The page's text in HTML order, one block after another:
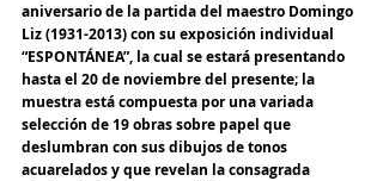
aniversario de la partida del maestro Domingo
Liz (1931-2013) con su exposición individual
“ESPONTÁNEA”, la cual se estará presentando
hasta el 20 de noviembre del presente; la
muestra está compuesta por una variada
selección de 19 obras sobre papel que
deslumbran con sus dibujos de tonos
acuarelados y que revelan la consagrada